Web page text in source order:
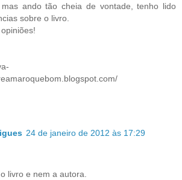
ando tão cheia de vontade, tenho lido
sobre o livro.
24 de janeiro de 2012 às 17:29
livro e nem a autora.